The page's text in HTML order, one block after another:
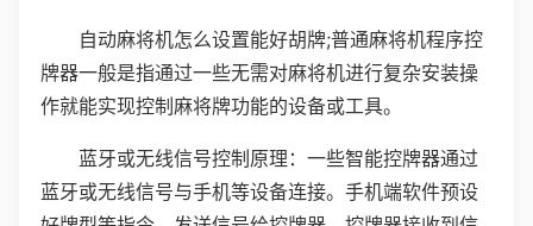
自动麻将机怎么设置能好胡牌;普通麻将机程序控
牌器一般是指通过一些无需对麻将机进行复杂安装操
作就能实现控制麻将牌功能的设备或工具。
蓝牙或无线信号控制原理：一些智能控牌器通过
蓝牙或无线信号与手机等设备连接。手机端软件预设